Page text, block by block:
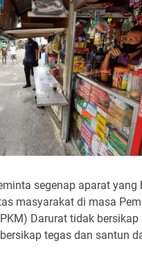
segenap aparat yang
masyarakat di masa
Darurat tidak bersikap
tegas dan santun